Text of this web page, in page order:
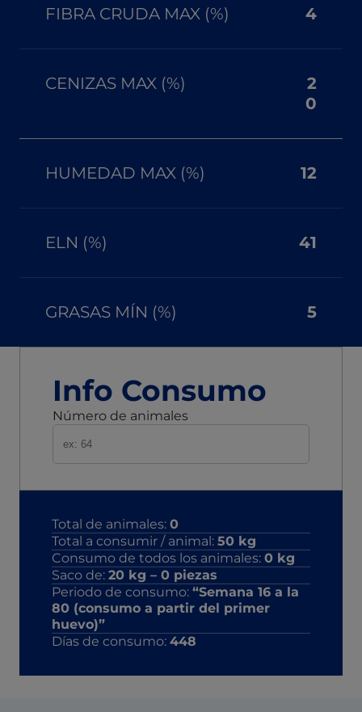
FIBRA CRUDA MAX (%) 4
CENIZAS MAX (%)
2
0
HUMEDAD MAX (%) 12
ELN (%) 41
GRASAS MÍN (%) 5
Info Consumo
Número de animales
Total de animales: 0
Total a consumir / animal: 50 kg
Consumo de todos los animales: 0 kg
Saco de: 20 kg – 0 piezas
Periodo de consumo: “Semana 16 a la
80 (consumo a partir del primer
huevo)”
Días de consumo: 448